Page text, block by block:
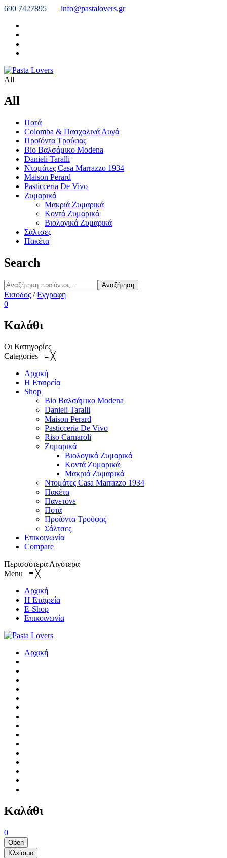
690 7427895 info@pastalovers.gr
All
All
Ποτά
Colomba & Πασχαλινά Αυγά
Προϊόντα Τρούφας
Bio Βαλσάμικο Modena
Danieli Taralli
Ντομάτες Casa Marrazzo 1934
Maison Perard
Pasticceria De Vivo
Ζυμαρικά
Μακριά Ζυμαρικά
Κοντά Ζυμαρικά
Βιολογικά Ζυμαρικά
Σάλτσες
Πακέτα
Search
Αναζήτηση
Εισοδος /Εγγραφη
0
Καλάθι
Οι Κατηγορίες
Categories ≡ ╳
Αρχική
Η Εταιρεία
Shop
Bio Βαλσάμικο Modena
Danieli Taralli
Maison Perard
Pasticceria De Vivo
Riso Carnaroli
Ζυμαρικά
Βιολογικά Ζυμαρικά
Κοντά Ζυμαρικά
Μακριά Ζυμαρικά
Ντομάτες Casa Marrazzo 1934
Πακέτα
Πανετόνε
Ποτά
Προϊόντα Τρούφας
Σάλτσες
Επικοινωνία
Compare
ΠερισσότεραΛιγότερα
Menu ≡ ╳
Αρχική
Η Εταιρεία
E-Shop
Επικοινωνία
Αρχική
Καλάθι
0
Open
Κλείσιμο